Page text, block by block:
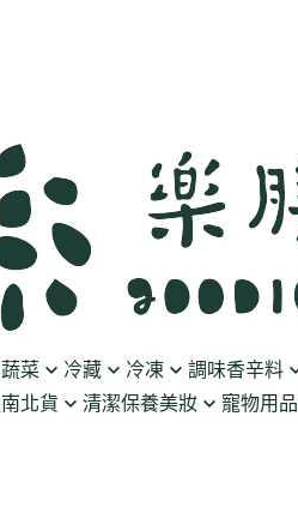
菜 冷藏 冷凍 調味香辛料
北貨 清潔保養美妝 寵物用品